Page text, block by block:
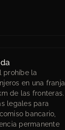
prohíbe la
en una franja
de las fronteras.
legales para
bancario,
permanente